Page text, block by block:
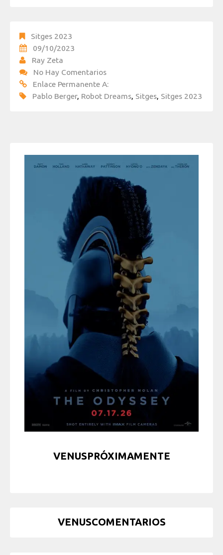
Sitges 2023
09/10/2023
Ray Zeta
No Hay Comentarios
Enlace Permanente A:
Pablo Berger, Robot Dreams, Sitges, Sitges 2023
VENUSPRÓXIMAMENTE
VENUSCOMENTARIOS